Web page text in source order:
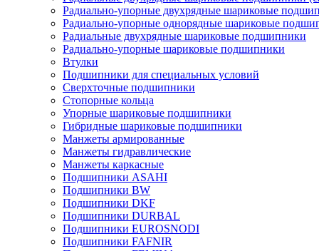
Радиально-упорные двухрядные шариковые
Радиально-упорные однорядные шариковые
Радиальные двухрядные шариковые подшипники
Радиально-упорные шариковые подшипники
Втулки
Подшипники для специальных условий
Сверхточные подшипники
Стопорные кольца
Упорные шариковые подшипники
Гибридные шариковые подшипники
Манжеты армированные
Манжеты гидравлические
Манжеты каркасные
Подшипники ASAHI
Подшипники BW
Подшипники DKF
Подшипники DURBAL
Подшипники EUROSNODI
Подшипники FAFNIR